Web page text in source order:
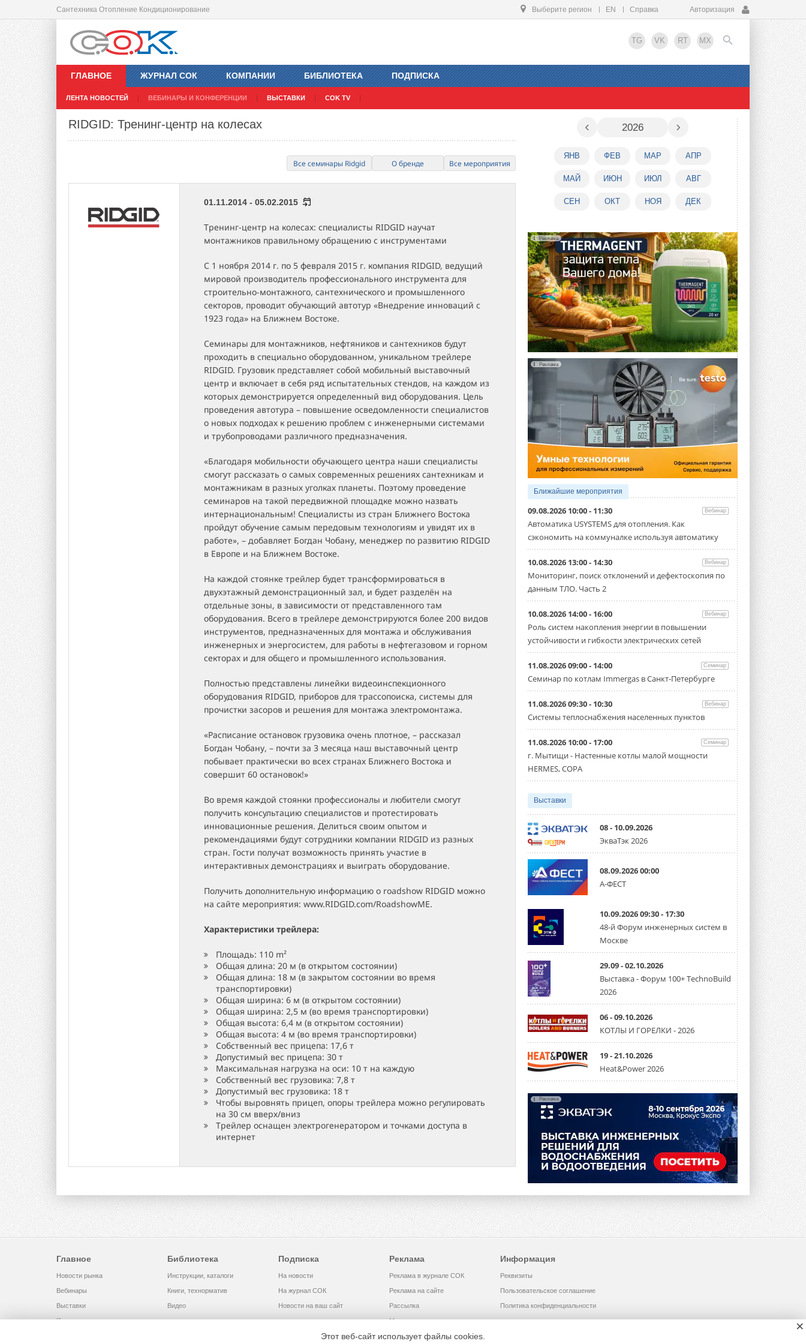
Сантехника Отопление Кондиционирование Выберите регион EN Справка Авторизация
TG VK RT MX
ГЛАВНОЕ
ЛЕНТА НОВОСТЕЙ ВЕБИНАРЫ И КОНФЕРЕНЦИИ ВЫСТАВКИ COK TV
ЖУРНАЛ СОК КОМПАНИИ БИБЛИОТЕКА ПОДПИСКА
EN
RIDGID: Тренинг-центр на колесах
Все семинары Ridgid О бренде Все мероприятия
01.11.2014 - 05.02.2015
Тренинг-центр на колесах: специалисты RIDGID научат
монтажников правильному обращению с инструментами
С 1 ноября 2014 г. по 5 февраля 2015 г. компания RIDGID, ведущий
мировой производитель профессионального инструмента для
строительно-монтажного, сантехнического и промышленного
секторов, проводит обучающий автотур «Внедрение инноваций с
1923 года» на Ближнем Востоке.
Семинары для монтажников, нефтяников и сантехников будут
проходить в специально оборудованном, уникальном трейлере
RIDGID. Грузовик представляет собой мобильный выставочный
центр и включает в себя ряд испытательных стендов, на каждом из
которых демонстрируется определенный вид оборудования. Цель
проведения автотура – повышение осведомленности специалистов
о новых подходах к решению проблем с инженерными системами
и трубопроводами различного предназначения.
«Благодаря мобильности обучающего центра наши специалисты
смогут рассказать о самых современных решениях сантехникам и
монтажникам в разных уголках планеты. Поэтому проведение
семинаров на такой передвижной площадке можно назвать
интернациональным! Специалисты из стран Ближнего Востока
пройдут обучение самым передовым технологиям и увидят их в
работе», – добавляет Богдан Чобану, менеджер по развитию RIDGID
в Европе и на Ближнем Востоке.
На каждой стоянке трейлер будет трансформироваться в
двухэтажный демонстрационный зал, и будет разделён на
отдельные зоны, в зависимости от представленного там
оборудования. Всего в трейлере демонстрируются более 200 видов
инструментов, предназначенных для монтажа и обслуживания
инженерных и энергосистем, для работы в нефтегазовом и горном
секторах и для общего и промышленного использования.
Полностью представлены линейки видеоинспекционного
оборудования RIDGID, приборов для трассопоиска, системы для
прочистки засоров и решения для монтажа электромонтажа.
«Расписание остановок грузовика очень плотное, – рассказал
Богдан Чобану, – почти за 3 месяца наш выставочный центр
побывает практически во всех странах Ближнего Востока и
совершит 60 остановок!»
Во время каждой стоянки профессионалы и любители смогут
получить консультацию специалистов и протестировать
инновационные решения. Делиться своим опытом и
рекомендациями будут сотрудники компании RIDGID из разных
стран. Гости получат возможность принять участие в
интерактивных демонстрациях и выиграть оборудование.
Получить дополнительную информацию о roadshow RIDGID можно
на сайте мероприятия: www.RIDGID.com/RoadshowME.
Характеристики трейлера:
Площадь: 110 m²
Общая длина: 20 м (в открытом состоянии)
Общая длина: 18 м (в закрытом состоянии во время
транспортировки)
Общая ширина: 6 м (в открытом состоянии)
Общая ширина: 2,5 м (во время транспортировки)
Общая высота: 6,4 м (в открытом состоянии)
Общая высота: 4 м (во время транспортировки)
Собственный вес прицепа: 17,6 т
Допустимый вес прицепа: 30 т
Максимальная нагрузка на оси: 10 т на каждую
Собственный вес грузовика: 7,8 т
Допустимый вес грузовика: 18 т
Чтобы выровнять прицеп, опоры трейлера можно регулировать
на 30 см вверх/вниз
Трейлер оснащен электрогенератором и точками доступа в
интернет
‹ 2026 ›
ЯНВ ФЕВ МАР АПР
МАЙ ИЮН ИЮЛ АВГ
СЕН ОКТ НОЯ ДЕК
Реклама
Реклама
Ближайшие мероприятия
09.08.2026 10:00 - 11:30 Вебинар
Автоматика USYSTEMS для отопления. Как
сэкономить на коммуналке используя автоматику
10.08.2026 13:00 - 14:30 Вебинар
Мониторинг, поиск отклонений и дефектоскопия по
данным ТЛО. Часть 2
10.08.2026 14:00 - 16:00 Вебинар
Роль систем накопления энергии в повышении
устойчивости и гибкости электрических сетей
11.08.2026 09:00 - 14:00 Семинар
Семинар по котлам Immergas в Санкт-Петербурге
11.08.2026 09:30 - 10:30 Вебинар
Системы теплоснабжения населенных пунктов
11.08.2026 10:00 - 17:00 Семинар
г. Мытищи - Настенные котлы малой мощности
HERMES, COPA
Выставки
08 - 10.09.2026
ЭкваТэк 2026
08.09.2026 00:00
А-ФЕСТ
10.09.2026 09:30 - 17:30
48-й Форум инженерных систем в
Москве
29.09 - 02.10.2026
Выставка - Форум 100+ TechnoBuild
2026
06 - 09.10.2026
КОТЛЫ И ГОРЕЛКИ - 2026
19 - 21.10.2026
Heat&Power 2026
Реклама
Главное
Новости рынка
Вебинары
Выставки
Помощь
Библиотека
Инструкции, каталоги
Книги, технорматив
Видео
Подписка
На новости
На журнал СОК
Новости на ваш сайт
Реклама
Реклама в журнале СОК
Реклама на сайте
Рассылка
Медиакит
Информация
Реквизиты
Пользовательское соглашение
Политика конфиденциальности
Этот веб-сайт использует файлы cookies.
×